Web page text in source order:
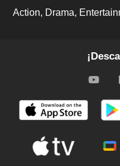
Action Drama